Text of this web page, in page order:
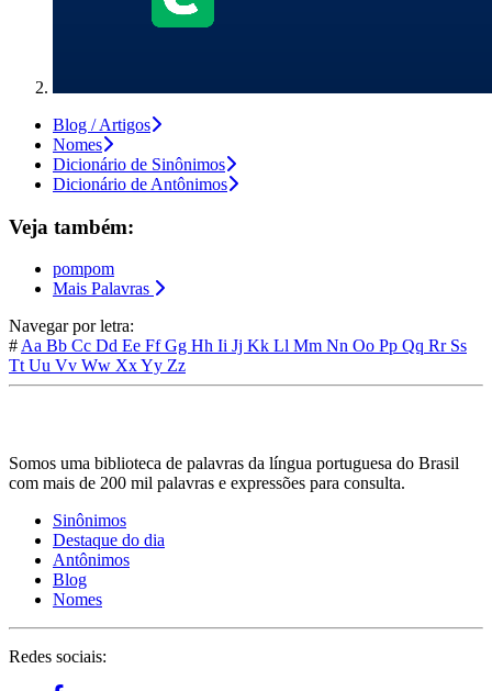
Blog / Artigos
Nomes
Dicionário de Sinônimos
Dicionário de Antônimos
Veja também:
pompom
Mais Palavras
Navegar por letra:
#Aa Bb Cc Dd Ee FfGg Hh Ii Jj Kk Ll Mm Nn Oo Pp Qq Rr Ss
TtUu Vv Ww XxYy Zz
Somos uma biblioteca de palavras da língua portuguesa do Brasil
com mais de 200 mil palavras e expressões para consulta.
Sinônimos
Destaque do dia
Antônimos
Blog
Nomes
Redes sociais: